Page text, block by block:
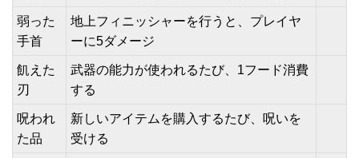
弱った
手首
地上フィニッシャーを行うと、プレイヤ
ーに5ダメージ
飢えた
刃
武器の能力が使われるたび、1フード消費
する
呪われ
た品
新しいアイテムを購入するたび、呪いを
受ける